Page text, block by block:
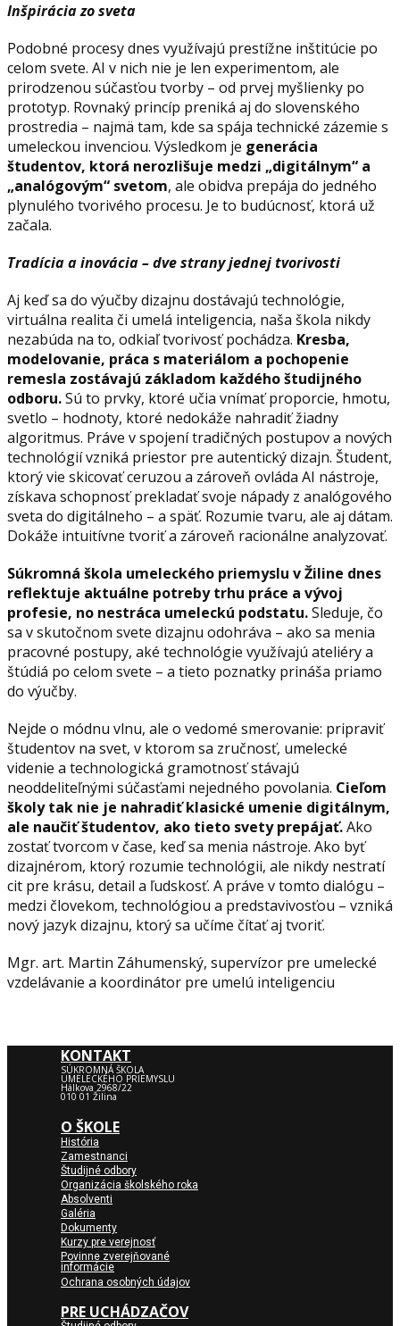
Inšpirácia zo sveta
Podobné procesy dnes využívajú prestížne inštitúcie po
celom svete. AI v nich nie je len experimentom, ale
prirodzenou súčasťou tvorby – od prvej myšlienky po
prototyp. Rovnaký princíp preniká aj do slovenského
prostredia – najmä tam, kde sa spája technické zázemie s
umeleckou invenciou. Výsledkom je generácia
študentov, ktorá nerozlišuje medzi „digitálnym“ a
„analógovým“ svetom, ale obidva prepája do jedného
plynulého tvorivého procesu. Je to budúcnosť, ktorá už
začala.
Tradícia a inovácia – dve strany jednej tvorivosti
Aj keď sa do výučby dizajnu dostávajú technológie,
virtuálna realita či umelá inteligencia, naša škola nikdy
nezabúda na to, odkiaľ tvorivosť pochádza. Kresba,
modelovanie, práca s materiálom a pochopenie
remesla zostávajú základom každého študijného
odboru.Sú to prvky, ktoré učia vnímať proporcie, hmotu,
svetlo – hodnoty, ktoré nedokáže nahradiť žiadny
algoritmus. Práve v spojení tradičných postupov a nových
technológií vzniká priestor pre autentický dizajn. Študent,
ktorý vie skicovať ceruzou a zároveň ovláda AI nástroje,
získava schopnosť prekladať svoje nápady z analógového
sveta do digitálneho – a späť. Rozumie tvaru, ale aj dátam.
Dokáže intuitívne tvoriť a zároveň racionálne analyzovať.
Súkromná škola umeleckého priemyslu v Žiline dnes
reflektuje aktuálne potreby trhu práce a vývoj
profesie, no nestráca umeleckú podstatu.Sleduje, čo
sa v skutočnom svete dizajnu odohráva – ako sa menia
pracovné postupy, aké technológie využívajú ateliéry a
štúdiá po celom svete – a tieto poznatky prináša priamo
do výučby.
Nejde o módnu vlnu, ale o vedomé smerovanie: pripraviť
študentov na svet, v ktorom sa zručnosť, umelecké
videnie a technologická gramotnosť stávajú
neoddeliteľnými súčasťami nejedného povolania. Cieľom
školy tak nie je nahradiť klasické umenie digitálnym,
ale naučiť študentov, ako tieto svety prepájať.Ako
zostať tvorcom v čase, keď sa menia nástroje. Ako byť
dizajnérom, ktorý rozumie technológii, ale nikdy nestratí
cit pre krásu, detail a ľudskosť. A práve v tomto dialógu –
medzi človekom, technológiou a predstavivosťou – vzniká
nový jazyk dizajnu, ktorý sa učíme čítať aj tvoriť.
Mgr. art. Martin Záhumenský, supervízor pre umelecké
vzdelávanie a koordinátor pre umelú inteligenciu
KONTAKT
SÚKROMNÁ ŠKOLA
UMELECKÉHO PRIEMYSLU
Hálkova 2968/22
010 01 Žilina
O ŠKOLE
História
Zamestnanci
Študijné odbory
Organizácia školského roka
Absolventi
Galéria
Dokumenty
Kurzy pre verejnosť
Povinne zverejňované
informácie
Ochrana osobných údajov
PRE UCHÁDZAČOV